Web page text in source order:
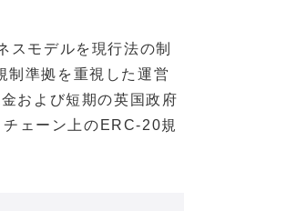
スモデルを現行法の制
制準拠を重視した運営
および短期の英国政府
ェーン上のERC-20規